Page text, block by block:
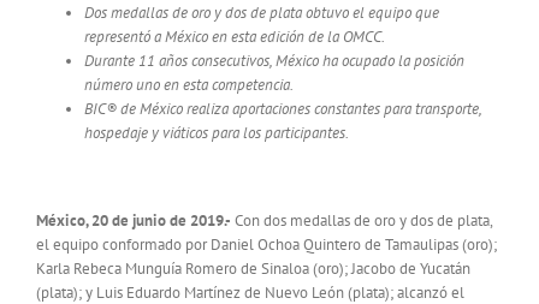
Dos medallas de oro y dos de plata obtuvo el equipo que
representó a México en esta edición de la OMCC.
Durante 11 años consecutivos, México ha ocupado la posición
número uno en esta competencia.
BIC® de México realiza aportaciones constantes para transporte,
hospedaje y viáticos para los participantes.
México, 20 de junio de 2019.- Con dos medallas de oro y dos de plata,
el equipo conformado por Daniel Ochoa Quintero de Tamaulipas (oro);
Karla Rebeca Munguía Romero de Sinaloa (oro); Jacobo de Yucatán
(plata); y Luis Eduardo Martínez de Nuevo León (plata); alcanzó el